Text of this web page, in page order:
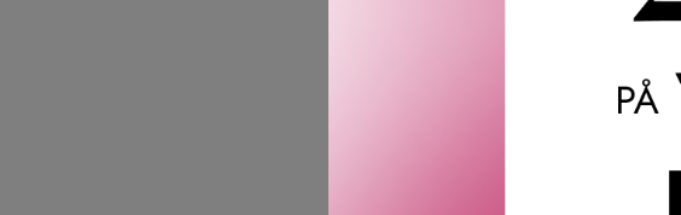
eller klissete – bare en lett og flakefri
bare fem ingredienser for maksimal
dem. Bryngelen sikrer 12 timers hold.